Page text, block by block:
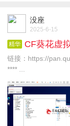
没座
2025-6-15
精华 CF葵花虚
链接：https://
**** ...